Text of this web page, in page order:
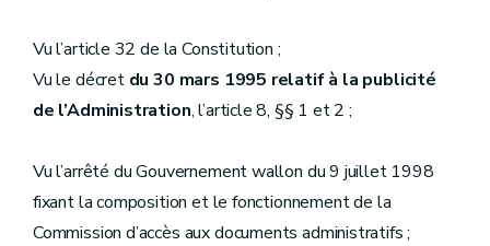
Vu l’article 32 de la Constitution ;
Vu le décret du 30 mars 1995 relatif à la publicité
de l’Administration, l’article 8, §§ 1 et 2 ;
Vu l’arrêté du Gouvernement wallon du 9 juillet 1998
fixant la composition et le fonctionnement de la
Commission d’accès aux documents administratifs ;